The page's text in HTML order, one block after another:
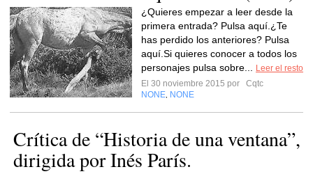
¿Quieres empezar a leer desde la
primera entrada? Pulsa aquí.¿Te
has perdido los anteriores? Pulsa
aquí.Si quieres conocer a todos los
personajes pulsa sobre...
Leer el resto
El 30 noviembre 2015 por
Cqtc
NONE NONE
Crítica de “Historia de una ventana”,
dirigida por Inés París.